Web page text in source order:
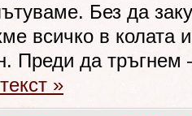
Без да
всичко в колата
Преди да
»